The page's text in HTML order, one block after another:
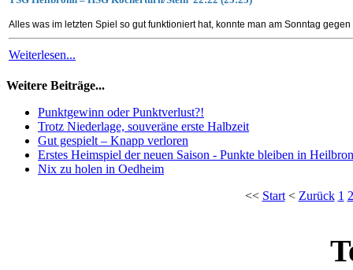
Alles was im letzten Spiel so gut funktioniert hat, konnte man am Sonntag
Weiterlesen...
Weitere Beiträge...
Punktgewinn oder Punktverlust?!
Trotz Niederlage, souveräne erste Halbzeit
Gut gespielt – Knapp verloren
Erstes Heimspiel der neuen Saison - Punkte bleiben in
Nix zu holen in Oedheim
<< Start< Zurück 1 2